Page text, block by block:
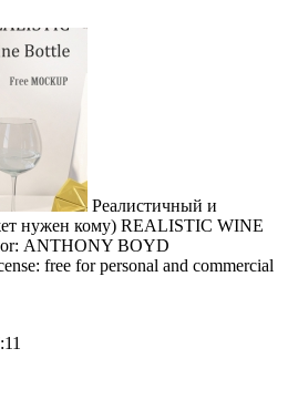
Реалистичный и
нужен кому) REALISTIC WINE
ANTHONY BOYD
free for personal and commercial